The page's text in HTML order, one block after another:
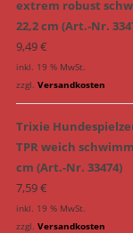
extrem robust
22,2 cm (Art.-Nr.
9,49€
inkl. 19 % MwSt.
zzgl. Versandkosten
Trixie
TPR weich
cm (Art.-Nr. 33474)
7,59€
inkl. 19 % MwSt.
zzgl. Versandkosten